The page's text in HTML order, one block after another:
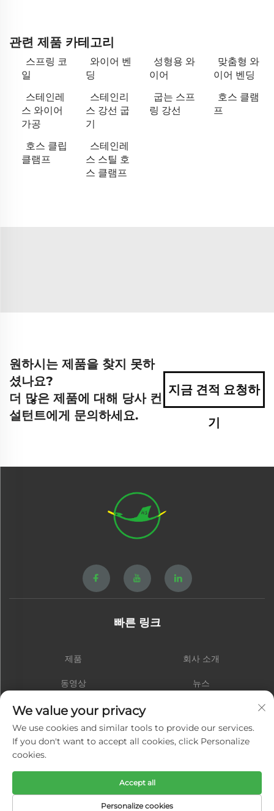
관련 제품 카테고리
스프링 코
일
와이어 벤
딩
성형용 와
이어
맞춤형 와
이어 벤딩
스테인레
스 와이어
가공
스테인리
스 강선 굽
기
굽는 스프
링 강선
호스 클램
프
호스 클립
클램프
스테인레
스 스틸 호
스 클램프
원하시는 제품을 찾지 못하
셨나요?
더 많은 제품에 대해 당사 컨
설턴트에게 문의하세요.
지금 견적 요청하
기
빠른 링크
제품 회사 소개
동영상 뉴스
연락처
We value your privacy
We use cookies and similar tools to provide our services.
If you don't want to accept all cookies, click Personalize
cookies.
Personalize cookies
Accept all